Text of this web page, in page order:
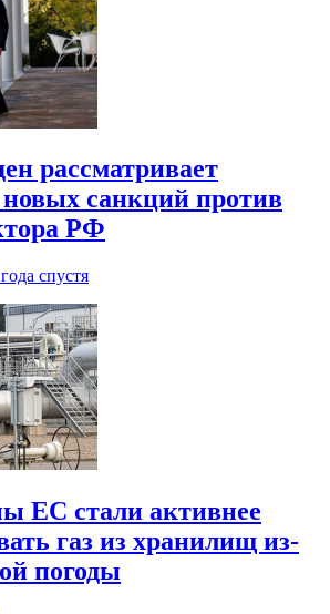
рассматривает
новых санкций против
РФ
спустя
ЕС стали активнее
газ из хранилищ из-
погоды